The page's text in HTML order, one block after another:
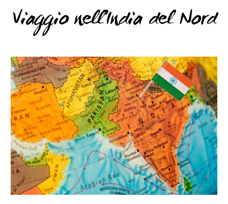
Viaggio nell’India del Nord